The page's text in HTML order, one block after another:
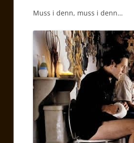
Muss i denn, muss i denn…